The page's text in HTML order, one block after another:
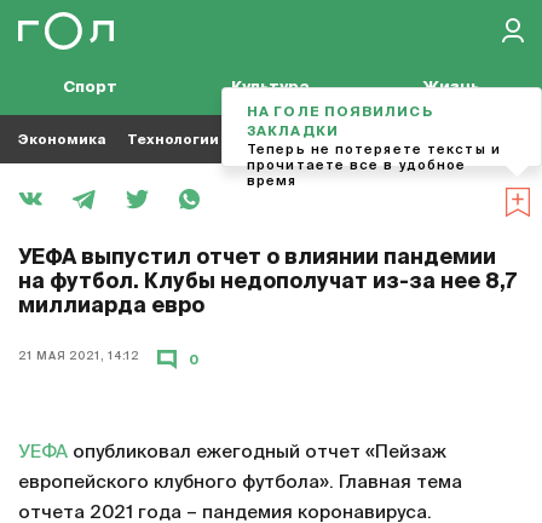
Спорт Культура Жизнь
Экономика Технологии Кино Футбол
УЕФА выпустил отчет о влиянии пандемии
на футбол. Клубы недополучат из-за нее 8,7
миллиарда евро
21 МАЯ 2021, 14:12 0
УЕФА опубликовал ежегодный отчет «Пейзаж
европейского клубного футбола». Главная тема
отчета 2021 года – пандемия коронавируса.
НА ГОЛЕ ПОЯВИЛИСЬ
ЗАКЛАДКИ
Теперь не потеряете тексты и
прочитаете все в удобное
время